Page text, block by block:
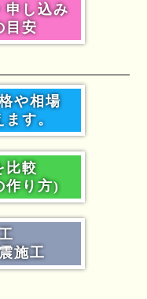
申し込み
目安
や相場
す。
比較
作り方)
施工